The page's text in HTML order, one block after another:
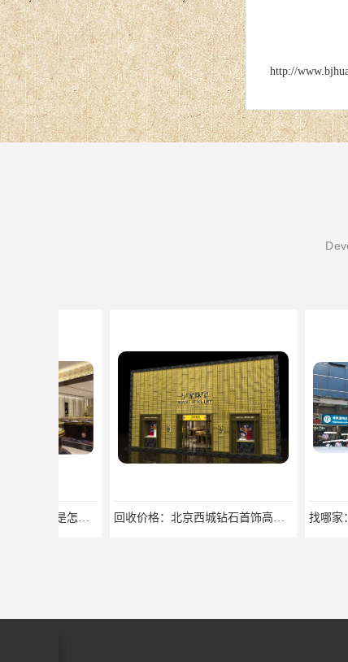
http://
回收价格：北京西城钻石首饰高价回收，当场结算回收找哪家